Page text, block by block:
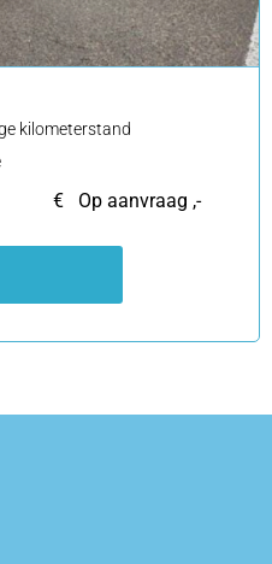
kilometerstand
€ Op aanvraag ,-